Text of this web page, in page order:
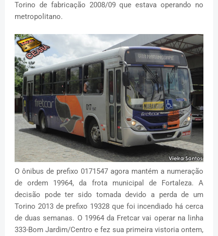
Torino de fabricação 2008/09 que estava operando no
metropolitano.
O ônibus de prefixo 0171547 agora mantém a numeração
de ordem 19964, da frota municipal de Fortaleza. A
decisão pode ter sido tomada devido a perda de um
Torino 2013 de prefixo 19328 que foi incendiado há cerca
de duas semanas. O 19964 da Fretcar vai operar na linha
333-Bom Jardim/Centro e fez sua primeira vistoria ontem,